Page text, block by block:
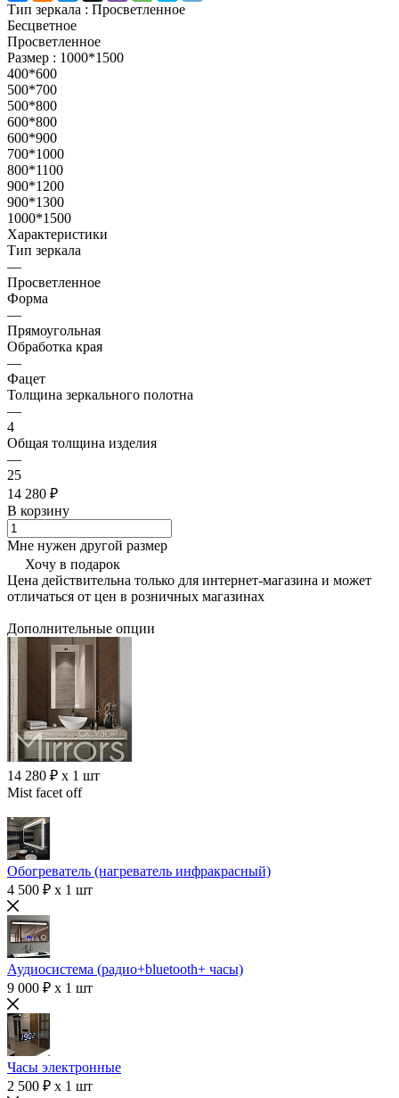
Тип зеркала : Просветленное
Бесцветное
Просветленное
Размер : 1000*1500
400*600
500*700
500*800
600*800
600*900
700*1000
800*1100
900*1200
900*1300
1000*1500
Характеристики
Тип зеркала
—
Просветленное
Форма
—
Прямоугольная
Обработка края
—
Фацет
Толщина зеркального полотна
—
4
Общая толщина изделия
—
25
14 280 ₽
В корзину
Мне нужен другой размер
Хочу в подарок
Цена действительна только для интернет-магазина и может
отличаться от цен в розничных магазинах
Дополнительные опции
14 280 ₽ x 1 шт
Mist facet off
Обогреватель (нагреватель инфракрасный)
4 500 ₽ x 1 шт
Аудиосистема (радио+bluetooth+ часы)
9 000 ₽ x 1 шт
Часы электронные
2 500 ₽ x 1 шт